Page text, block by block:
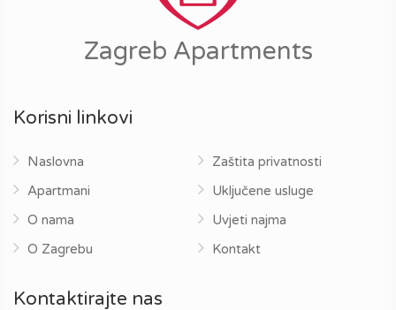
Zagreb Apartments
Korisni linkovi
Naslovna
Apartmani
O nama
O Zagrebu
Zaštita privatnosti
Uključene usluge
Uvjeti najma
Kontakt
Kontaktirajte nas